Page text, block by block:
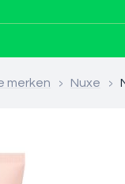
merken > Nuxe >